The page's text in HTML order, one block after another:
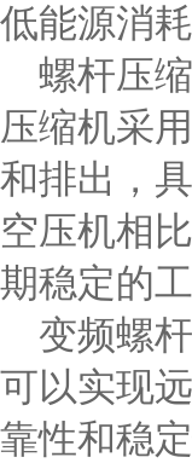
低能源消
螺杆压缩
压缩机采
和排出，
空压机相
期稳定的
变频螺杆
可以实现
靠性和稳